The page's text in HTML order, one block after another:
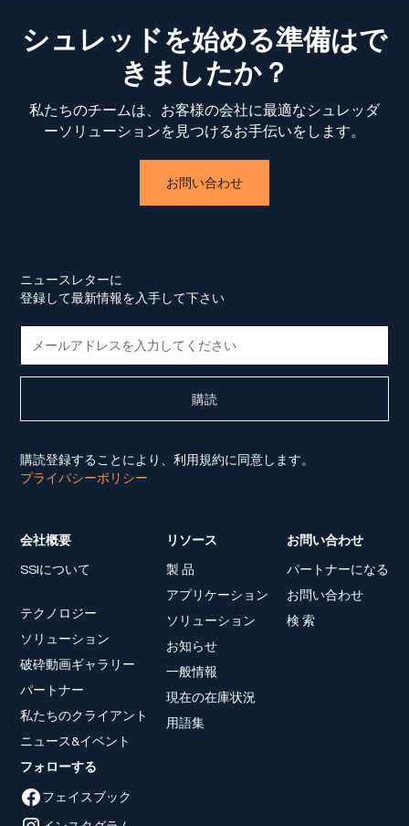
シュレッドを始める準備はで
きましたか？
私たちのチームは、お客様の会社に最適なシュレッダ
ーソリューションを見つけるお手伝いをします。
お問い合わせ
ニュースレターに
登録して最新情報を入手して下さい
購読登録することにより、利用規約に同意します。
プライバシーポリシー
会社概要
SSIについて
テクノロジー
ソリューション
破砕動画ギャラリー
パートナー
私たちのクライアント
ニュース&イベント
リソース
製 品
アプリケーション
ソリューション
お知らせ
一般情報
現在の在庫状況
用語集
お問い合わせ
パートナーになる
お問い合わせ
検 索
フォローする
フェイスブック